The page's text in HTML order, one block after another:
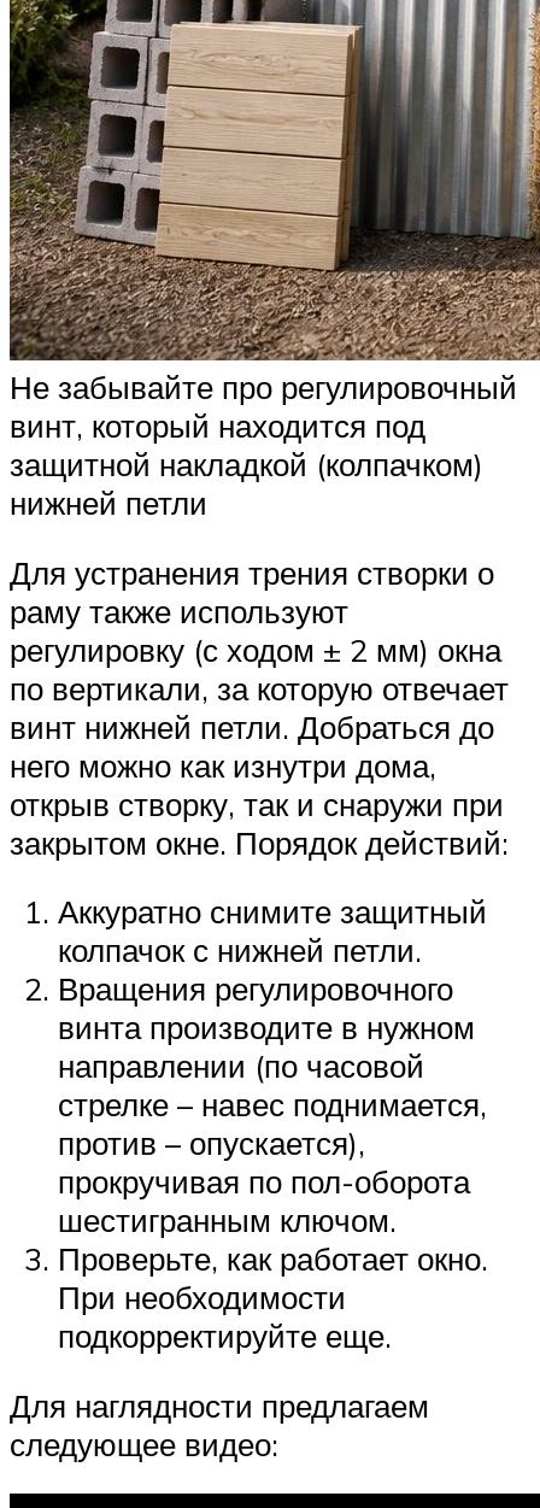
Не забывайте про регулировочный
винт, который находится под
защитной накладкой (колпачком)
нижней петли
Для устранения трения створки о
раму также используют
регулировку (с ходом ± 2 мм) окна
по вертикали, за которую отвечает
винт нижней петли. Добраться до
него можно как изнутри дома,
открыв створку, так и снаружи при
закрытом окне. Порядок действий:
Аккуратно снимите защитный
колпачок с нижней петли.
Вращения регулировочного
винта производите в нужном
направлении (по часовой
стрелке – навес поднимается,
против – опускается),
прокручивая по пол-оборота
шестигранным ключом.
Проверьте, как работает окно.
При необходимости
подкорректируйте еще.
Для наглядности предлагаем
следующее видео: